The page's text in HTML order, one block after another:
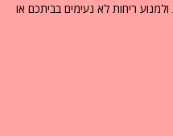
ריחות לא נעימים בביתכם או